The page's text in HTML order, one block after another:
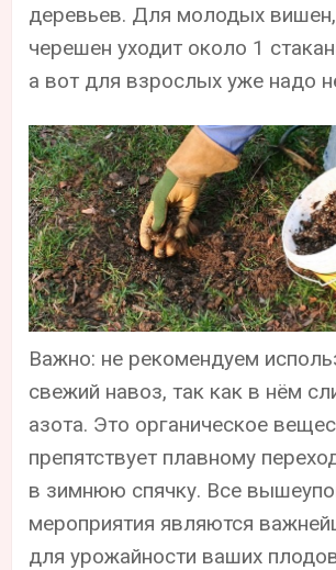
деревьев. Для молодых
черешен уходит около 1
а вот для взрослых уже надо
Важно: не рекомендуем
свежий навоз, так как в нём
азота. Это органическое
препятствует плавному
в зимнюю спячку. Все
мероприятия являются
для урожайности ваших